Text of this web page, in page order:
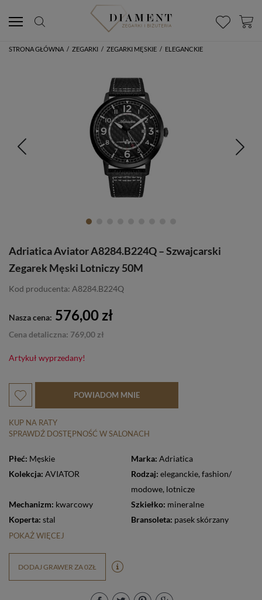
STRONA GŁÓWNA / ZEGARKI / ZEGARKI MĘSKIE / ELEGANCKIE
Adriatica Aviator A8284.B224Q – Szwajcarski
Zegarek Męski Lotniczy 50M
Kod producenta: A8284.B224Q
Nasza cena: 576,00 zł
Cena detaliczna: 769,00 zł
Artykuł wyprzedany!
POWIADOM MNIE
KUP NA RATY
SPRAWDŹ DOSTĘPNOŚĆ W SALONACH
Płeć: Męskie Marka: Adriatica
Kolekcja: AVIATOR Rodzaj: eleganckie,
modowe, lotnicze
Mechanizm: kwarcowy Szkiełko: mineralne
Koperta: stal Bransoleta: pasek skórzany
POKAŻ WIĘCEJ
DODAJ GRAWER ZA 0ZŁ